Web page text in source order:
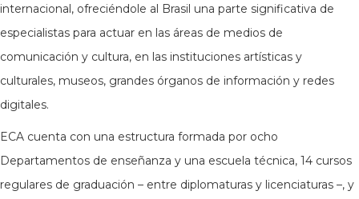
internacional, ofreciéndole al Brasil una parte significativa de
especialistas para actuar en las áreas de medios de
comunicación y cultura, en las instituciones artísticas y
culturales, museos, grandes órganos de información y redes
digitales.
ECA cuenta con una estructura formada por ocho
Departamentos de enseñanza y una escuela técnica, 14 cursos
regulares de graduación – entre diplomaturas y licenciaturas –, y